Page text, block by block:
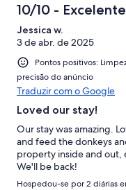
10/10 - Excelente
Jessica w.
3 de abr. de 2025
Pontos positivos:
precisão do anúncio
Traduzir com o Google
Loved our stay!
Our stay was amazing.
and feed the donkeys
property inside and out,
We'll be back!
Hospedou-se por 2 diárias